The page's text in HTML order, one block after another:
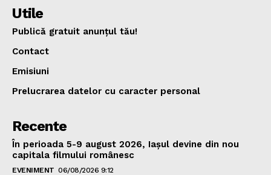
Utile
Publică gratuit anunțul tău!
Contact
Emisiuni
Prelucrarea datelor cu caracter personal
Recente
În perioada 5-9 august 2026, Iașul devine din nou
capitala filmului românesc
EVENIMENT 06/08/2026 9:12